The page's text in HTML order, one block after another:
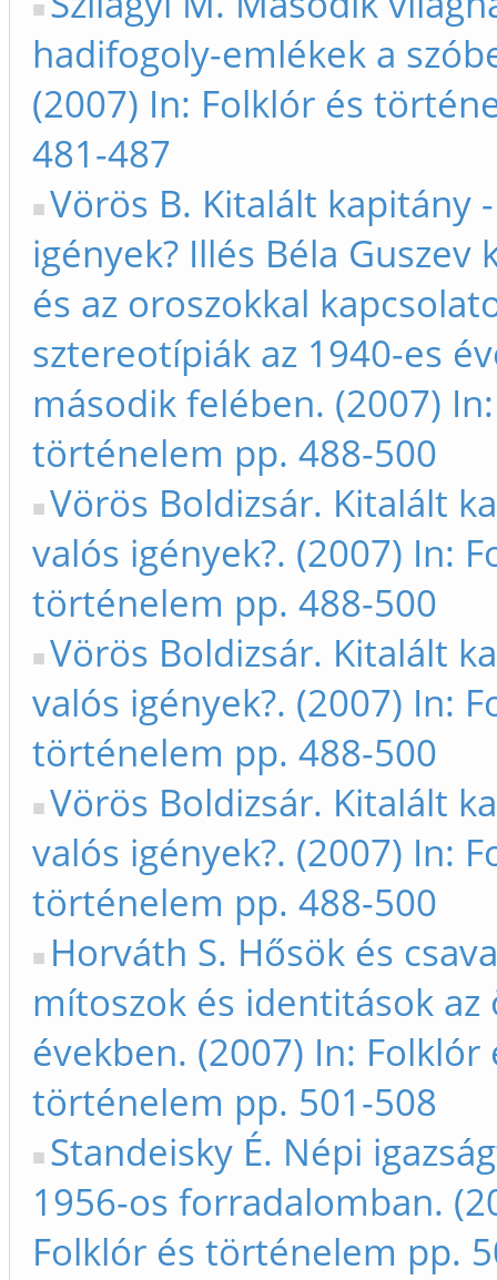
hadifogoly-emlékek a
(2007) In: Folklór és
481-487
Vörös B. Kitalált kapitány
igények? Illés Béla Guszev
és az oroszokkal
sztereotípiák az 1940-es
második felében. (2007)
történelem pp. 488-500
Vörös Boldizsár. Kitalált
valós igények?. (2007) In:
történelem pp. 488-500
Vörös Boldizsár. Kitalált
valós igények?. (2007) In:
történelem pp. 488-500
Vörös Boldizsár. Kitalált
valós igények?. (2007) In:
történelem pp. 488-500
Horváth S. Hősök és
mítoszok és identitások az
években. (2007) In: Folklór
történelem pp. 501-508
Standeisky É. Népi
1956-os forradalomban.
Folklór és történelem pp.